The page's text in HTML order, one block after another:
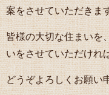
案をさせていただきま
皆様の大切な住まいを
いをさせていただけれ
どうぞよろしくお願い